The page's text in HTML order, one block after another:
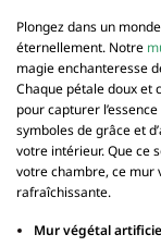
Plongez dans un
éternellement. Notre
magie enchanteresse
Chaque pétale doux et
pour capturer
symboles de grâce et
votre intérieur. Que ce
votre chambre, ce mur
rafraîchissante.
Mur végétal